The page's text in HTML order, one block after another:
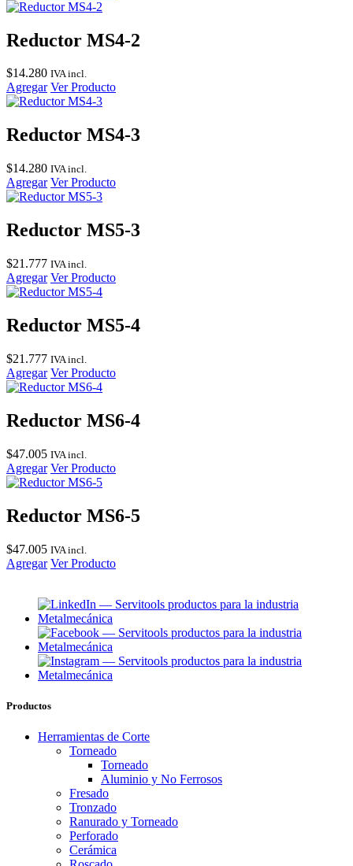
Reductor MS4-2
$14.280 IVA incl.
Agregar Ver Producto
Reductor MS4-3
$14.280 IVA incl.
Agregar Ver Producto
Reductor MS5-3
$21.777 IVA incl.
Agregar Ver Producto
Reductor MS5-4
$21.777 IVA incl.
Agregar Ver Producto
Reductor MS6-4
$47.005 IVA incl.
Agregar Ver Producto
Reductor MS6-5
$47.005 IVA incl.
Agregar Ver Producto
Productos
Herramientas de Corte
Torneado
Torneado
Aluminio y No Ferrosos
Fresado
Tronzado
Ranurado y Torneado
Perforado
Cerámica